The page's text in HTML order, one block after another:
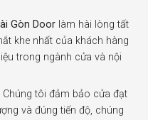
Gòn Door làm hài lòng tất
khe nhất của khách hàng
trong ngành cửa và nội
Chúng tôi đảm bảo cửa đạt
và đúng tiến độ, chúng